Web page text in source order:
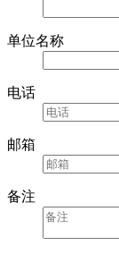
单位名称
电话
邮箱
备注